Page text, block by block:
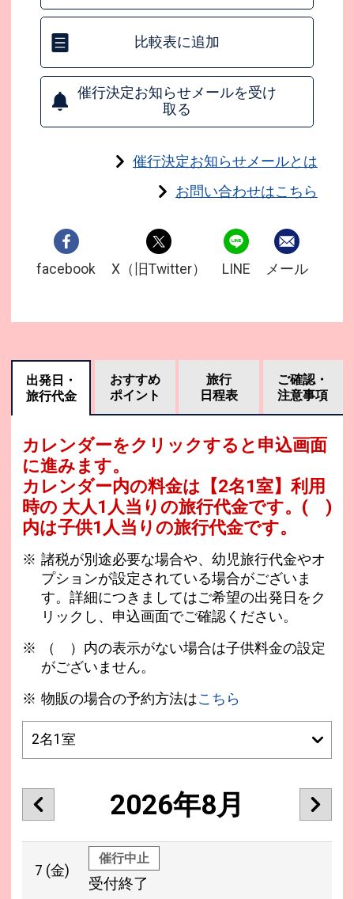
比較表に追加
催行決定お知らせメールを受け
取る
催行決定お知らせメールとは
お問い合わせはこちら
facebook X（旧Twitter） LINE メール
出発日・
旅行代金
おすすめ
ポイント
旅行
日程表
ご確認・
注意事項
カレンダーをクリックすると申込画面
に進みます。
カレンダー内の料金は 【2名1室】利用
時の 大人1人当りの旅行代金です。 ( )
内は子供1人当りの旅行代金です。
諸税が別途必要な場合や、幼児旅行代金やオ
プションが設定されている場合がございま
す。詳細につきましてはご希望の出発日をク
リックし、申込画面でご確認ください。
（ ）内の表示がない場合は子供料金の設定
がございません。
物販の場合の予約方法はこちら
2026年8月
7 (金)
催行中止
受付終了